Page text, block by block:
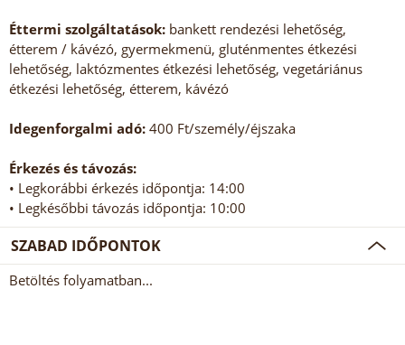
Éttermi szolgáltatások: bankett rendezési lehetőség,
étterem / kávézó, gyermekmenü, gluténmentes étkezési
lehetőség, laktózmentes étkezési lehetőség, vegetáriánus
étkezési lehetőség, étterem, kávézó
Idegenforgalmi adó: 400 Ft/személy/éjszaka
Érkezés és távozás:
• Legkorábbi érkezés időpontja: 14:00
• Legkésőbbi távozás időpontja: 10:00
SZABAD IDŐPONTOK
Betöltés folyamatban...